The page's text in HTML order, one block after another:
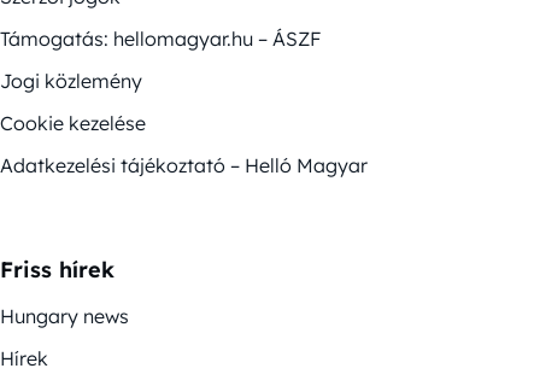
Támogatás: hellomagyar.hu – ÁSZF
Jogi közlemény
Cookie kezelése
Adatkezelési tájékoztató – Helló Magyar
Friss hírek
Hungary news
Hírek